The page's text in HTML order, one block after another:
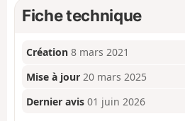
Fiche technique
Création 8 mars 2021
Mise à jour 20 mars 2025
Dernier avis 01 juin 2026